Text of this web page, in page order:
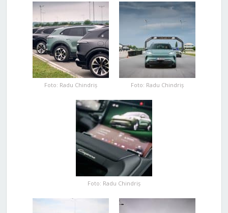
Foto: Radu Chindriș Foto: Radu Chindriș
Foto: Radu Chindriș